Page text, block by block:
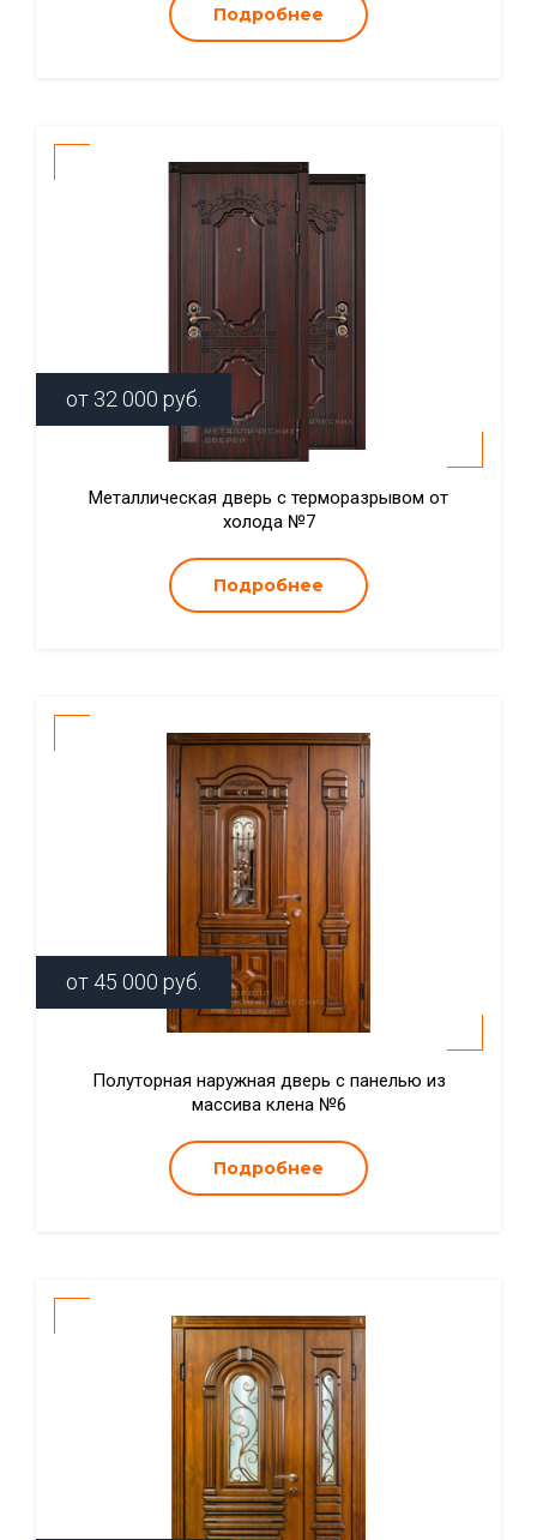
Подробнее
от 32 000 руб.
Металлическая дверь с терморазрывом от
холода №7
Подробнее
от 45 000 руб.
Полуторная наружная дверь с панелью из
массива клена №6
Подробнее